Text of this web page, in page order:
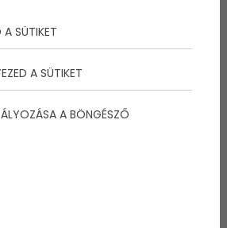
A SÜTIKET
A SÜTIKET
A BÖNGÉSZŐ